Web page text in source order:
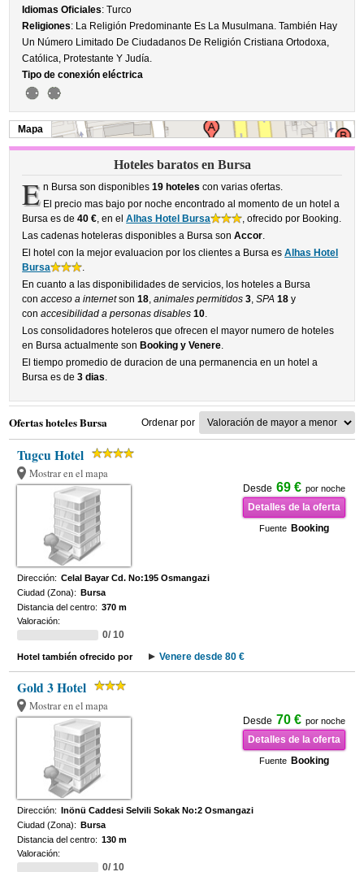
Idiomas Oficiales: Turco
Religiones: La Religión Predominante Es La Musulmana. También Hay
Un Número Limitado De Ciudadanos De Religión Cristiana Ortodoxa,
Católica, Protestante Y Judía.
Tipo de conexión eléctrica
Mapa
Hoteles baratos en Bursa
E n Bursa son disponibles 19 hoteles con varias ofertas.
El precio mas bajo por noche encontrado al momento de un hotel a
Bursa es de40 €, en elAlhas Hotel Bursa
, ofrecido por Booking.
Las cadenas hoteleras disponibles a Bursa sonAccor.
El hotel con la mejor evaluacion por los clientes a Bursa esAlhas Hotel
Bursa
.
En cuanto a las disponibilidades de servicios, los hoteles a Bursa
conacceso a internetson18,animales permitidos 3,SPA 18 y
conaccesibilidad a personas disables 10.
Los consolidadores hoteleros que ofrecen el mayor numero de hoteles
en Bursa actualmente son Booking y Venere.
El tiempo promedio de duracion de una permanencia en un hotel a
Bursa es de3 dias.
Ofertas hoteles Bursa Ordenar por
Tugcu Hotel
Mostrar en el mapa
Desde 69 € por noche
Detalles de la oferta
Fuente Booking
Dirección: Celal Bayar Cd. No:195 Osmangazi
Ciudad (Zona): Bursa
Distancia del centro: 370 m
Valoración:
0/ 10
Hotel también ofrecido por Venere desde 80 €
Gold 3 Hotel
Mostrar en el mapa
Desde 70 € por noche
Detalles de la oferta
Fuente Booking
Dirección: Inönü Caddesi Selvili Sokak No:2 Osmangazi
Ciudad (Zona): Bursa
Distancia del centro: 130 m
Valoración:
0/ 10